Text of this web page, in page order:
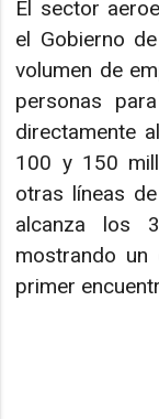
El sector
el Gobierno
volumen de
personas
directamente
100 y 150
otras líneas
alcanza los
mostrando un
primer